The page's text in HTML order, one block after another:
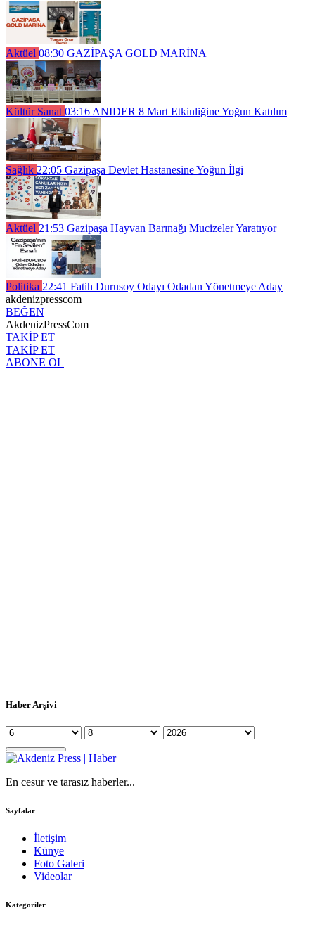
Aktüel 08:30 GAZİPAŞA GOLD MARİNA
Kültür Sanat 03:16 ANIDER 8 Mart Etkinliğine Yoğun Katılım
Sağlık 22:05 Gazipaşa Devlet Hastanesine Yoğun İlgi
Aktüel 21:53 Gazipaşa Hayvan Barınağı Mucizeler Yaratıyor
Politika 22:41 Fatih Durusoy Odayı Odadan Yönetmeye Aday
akdenizpresscom
BEĞEN
AkdenizPressCom
TAKİP ET
TAKİP ET
ABONE OL
Haber Arşivi
En cesur ve tarasız haberler...
Sayfalar
İletişim
Künye
Foto Galeri
Videolar
Kategoriler